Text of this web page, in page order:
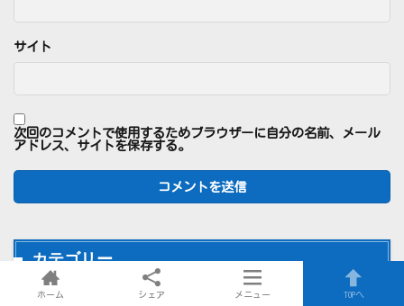
サイト
次回のコメントで使用するためブラウザーに自分の名前、メール
アドレス、サイトを保存する。
カテゴリー
ホーム シェア メニュー TOPへ